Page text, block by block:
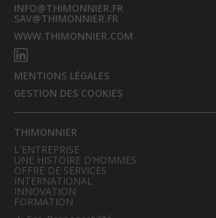
INFO@THIMONNIER.FR
SAV@THIMONNIER.FR
WWW.THIMONNIER.COM
MENTIONS LÉGALES
GESTION DES COOKIES
THIMONNIER
L'ENTREPRISE
UNE HISTOIRE D’HOMMES
OFFRE DE SERVICES
INTERNATIONAL
INNOVATION
FORMATION